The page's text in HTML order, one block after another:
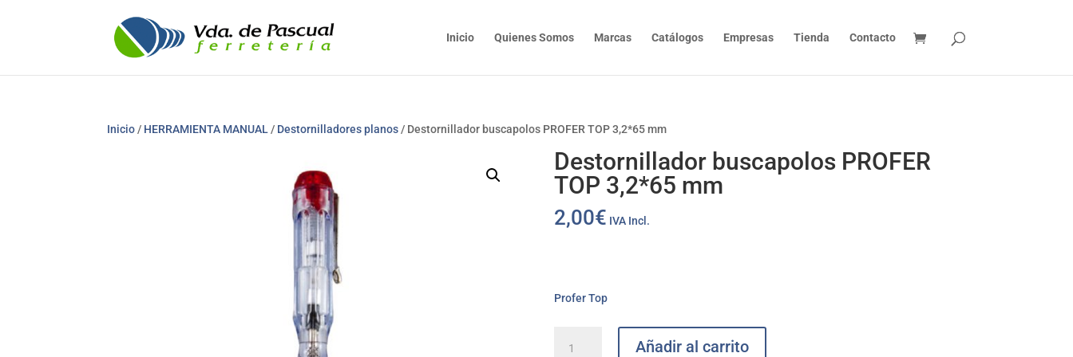
Inicio Quienes Somos Marcas Catálogos Empresas Tienda Contacto
Inicio / HERRAMIENTA MANUAL / Destornilladores planos / Destornillador buscapolos PROFER TOP 3,2*65 mm
Destornillador buscapolos PROFER
TOP 3,2*65 mm
2,00€ IVA Incl.
Profer Top
buscapolos
Añadir al carrito